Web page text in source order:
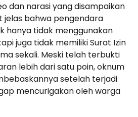
dan narasi yang disampaikan
jelas bahwa pengendara
hanya tidak menggunakan
juga tidak memiliki Surat Izin
sekali. Meski telah terbukti
lebih dari satu poin, oknum
setelah terjadi
mencurigakan oleh warga